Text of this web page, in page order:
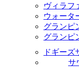
ヴィラフ
ウォータ
グランピ
グランピ
ドギーズ
サ